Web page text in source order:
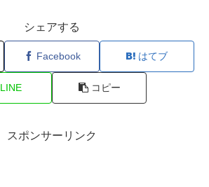
シェアする
Facebook はてブ
LINE コピー
スポンサーリンク